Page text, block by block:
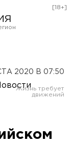
[18+]
2020 В 07:50